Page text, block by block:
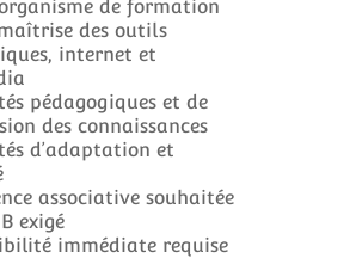
de formation
des outils
internet et
pédagogiques et de
des connaissances
d’adaptation et
associative souhaitée
exigé
immédiate requise